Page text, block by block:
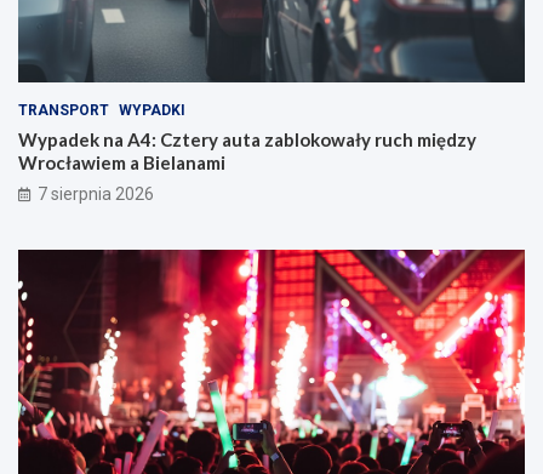
TRANSPORT WYPADKI
Wypadek na A4: Cztery auta zablokowały ruch między
Wrocławiem a Bielanami
7 sierpnia 2026